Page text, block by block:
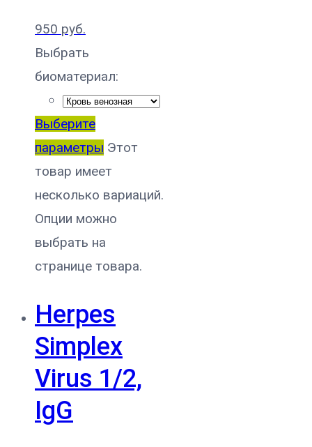
950 руб.
Выбрать
биоматериал:
Выберите
параметры Этот
товар имеет
несколько вариаций.
Опции можно
выбрать на
странице товара.
Herpes
Simplex
Virus 1/2,
IgG